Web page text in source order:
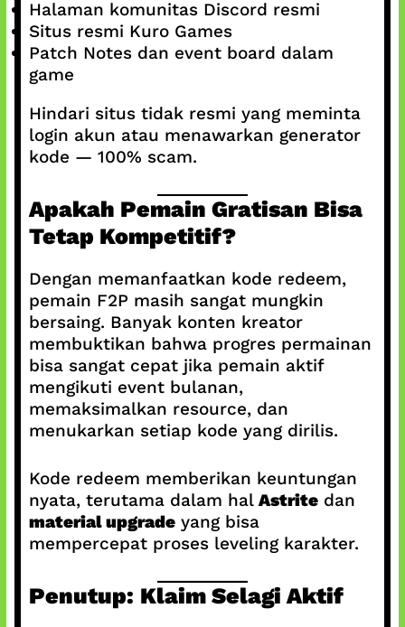
Halaman komunitas Discord resmi
Situs resmi Kuro Games
Patch Notes dan event board dalam
game
Hindari situs tidak resmi yang meminta
login akun atau menawarkan generator
kode — 100% scam.
Apakah Pemain Gratisan Bisa
Tetap Kompetitif?
Dengan memanfaatkan kode redeem,
pemain F2P masih sangat mungkin
bersaing. Banyak konten kreator
membuktikan bahwa progres permainan
bisa sangat cepat jika pemain aktif
mengikuti event bulanan,
memaksimalkan resource, dan
menukarkan setiap kode yang dirilis.
Kode redeem memberikan keuntungan
nyata, terutama dalam hal Astritedan
material upgradeyang bisa
mempercepat proses leveling karakter.
Penutup: Klaim Selagi Aktif